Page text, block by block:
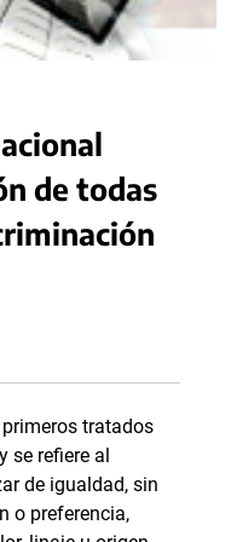
de todas
tratados
se refiere al
de igualdad, sin
o preferencia,